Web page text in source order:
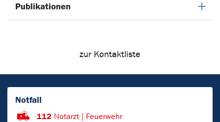
Publikationen
zur Kontaktliste
Notfall
112 Notarzt | Feuerwehr